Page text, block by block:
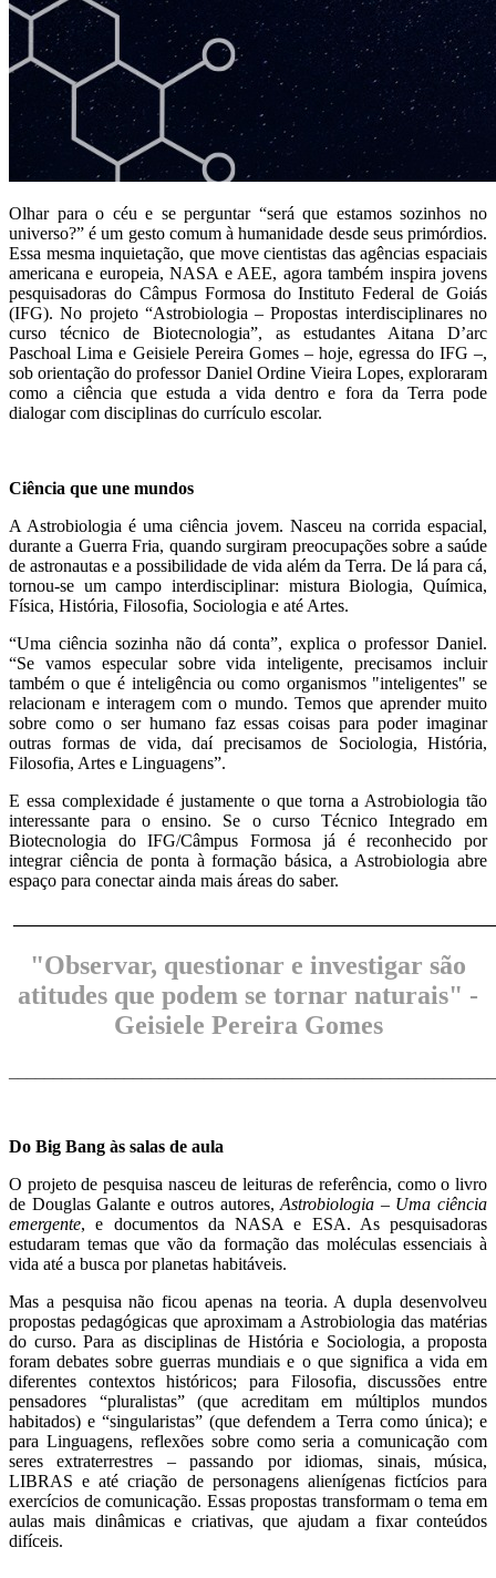
Olhar para o céu e se perguntar “será que estamos sozinhos no
universo?” é um gesto comum à humanidade desde seus primórdios.
Essa mesma inquietação, que move cientistas das agências espaciais
americana e europeia, NASA e AEE, agora também inspira jovens
pesquisadoras do Câmpus Formosa do Instituto Federal de Goiás
(IFG). No projeto “Astrobiologia – Propostas interdisciplinares no
curso técnico de Biotecnologia”, as estudantes Aitana D’arc
Paschoal Lima e Geisiele Pereira Gomes – hoje, egressa do IFG –,
sob orientação do professor Daniel Ordine Vieira Lopes, exploraram
como a ciência que estuda a vida dentro e fora da Terra pode
dialogar com disciplinas do currículo escolar.
Ciência que une mundos
A Astrobiologia é uma ciência jovem. Nasceu na corrida espacial,
durante a Guerra Fria, quando surgiram preocupações sobre a saúde
de astronautas e a possibilidade de vida além da Terra. De lá para cá,
tornou-se um campo interdisciplinar: mistura Biologia, Química,
Física, História, Filosofia, Sociologia e até Artes.
“Uma ciência sozinha não dá conta”, explica o professor Daniel.
“Se vamos especular sobre vida inteligente, precisamos incluir
também o que é inteligência ou como organismos "inteligentes" se
relacionam e interagem com o mundo. Temos que aprender muito
sobre como o ser humano faz essas coisas para poder imaginar
outras formas de vida, daí precisamos de Sociologia, História,
Filosofia, Artes e Linguagens”.
E essa complexidade é justamente o que torna a Astrobiologia tão
interessante para o ensino. Se o curso Técnico Integrado em
Biotecnologia do IFG/Câmpus Formosa já é reconhecido por
integrar ciência de ponta à formação básica, a Astrobiologia abre
espaço para conectar ainda mais áreas do saber.
"Observar, questionar e investigar são
atitudes que podem se tornar naturais" -
Geisiele Pereira Gomes
Do Big Bang às salas de aula
O projeto de pesquisa nasceu de leituras de referência, como o livro
de Douglas Galante e outros autores, Astrobiologia – Uma ciência
emergente, e documentos da NASA e ESA. As pesquisadoras
estudaram temas que vão da formação das moléculas essenciais à
vida até a busca por planetas habitáveis.
Mas a pesquisa não ficou apenas na teoria. A dupla desenvolveu
propostas pedagógicas que aproximam a Astrobiologia das matérias
do curso. Para as disciplinas de História e Sociologia, a proposta
foram debates sobre guerras mundiais e o que significa a vida em
diferentes contextos históricos; para Filosofia, discussões entre
pensadores “pluralistas” (que acreditam em múltiplos mundos
habitados) e “singularistas” (que defendem a Terra como única); e
para Linguagens, reflexões sobre como seria a comunicação com
seres extraterrestres – passando por idiomas, sinais, música,
LIBRAS e até criação de personagens alienígenas fictícios para
exercícios de comunicação. Essas propostas transformam o tema em
aulas mais dinâmicas e criativas, que ajudam a fixar conteúdos
difíceis.